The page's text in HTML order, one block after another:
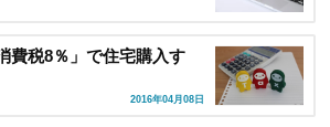
費税8％」で住宅購入す
2016年04月08日